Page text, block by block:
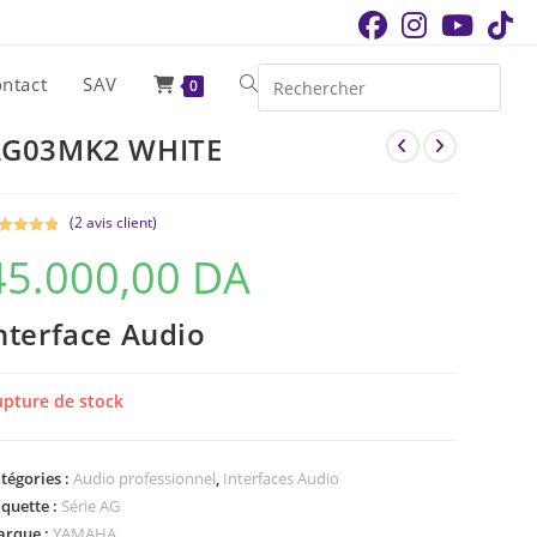
SAV 0 Toggle
WHITE
5
sur
(2avis client)
DA
Audio
de stock
: Audio professionnel, Interfaces Audio
: Série AG